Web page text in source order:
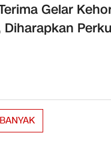
Gelar
Diharapkan